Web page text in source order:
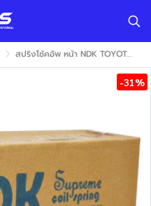
สปริงโช้คอัพ หน้า NDK TOYOTA COROLLA AE111 1995-2002 (โตโยต้า โคโรลล่า เออี111)
-31%